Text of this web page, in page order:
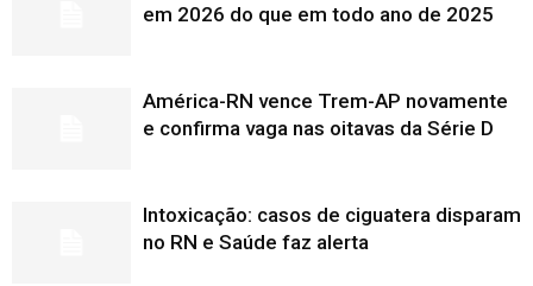
em 2026 do que em todo ano de 2025
América-RN vence Trem-AP novamente
e confirma vaga nas oitavas da Série D
Intoxicação: casos de ciguatera disparam
no RN e Saúde faz alerta